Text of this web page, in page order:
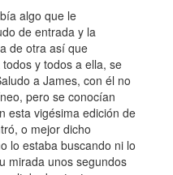
algo que le
de entrada y la
de otra así que
y todos a ella, se
a James, con él no
pero se conocían
esta vigésima edición de
o mejor dicho
lo estaba buscando ni lo
mirada unos segundos